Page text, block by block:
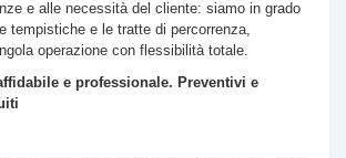
e alle necessità del cliente: siamo in grado
tempistiche e le tratte di percorrenza,
operazione con flessibilità totale.
e professionale. Preventivi e